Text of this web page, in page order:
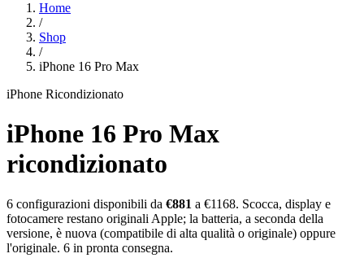
Home
/
Shop
/
iPhone 16 Pro Max
iPhone Ricondizionato
iPhone 16 Pro Max
ricondizionato
6 configurazioni disponibili da €881 a €1168. Scocca, display e
fotocamere restano originali Apple; la batteria, a seconda della
versione, è nuova (compatibile di alta qualità o originale) oppure
l'originale. 6 in pronta consegna.